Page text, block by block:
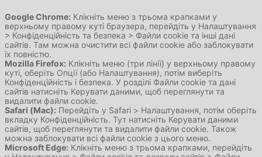
Google Chrome: Клікніть меню з трьома крапками у
верхньому правому куті браузера, перейдіть у Налаштування
> Конфіденційність та безпека > Файли cookie та інші дані
сайтів. Там можна очистити всі файли cookie або заблокувати
їх повністю.
Mozilla Firefox: Клікніть меню (три лінії) у верхньому правому
куті, оберіть Опції (або Налаштування), потім виберіть
Конфіденційність і безпека. У розділі Файли cookie та дані
сайтів натисніть Керувати даними, щоб переглянути та
видалити файли cookie.
Safari (Mac): Перейдіть у Safari > Налаштування, потім оберіть
вкладку Конфіденційність. Тут натисніть Керувати даними
сайтів, щоб переглянути та видалити файли cookie. Також
можна заблокувати всі файли cookie з цього меню.
Microsoft Edge: Клікніть меню з трьома крапками, перейдіть